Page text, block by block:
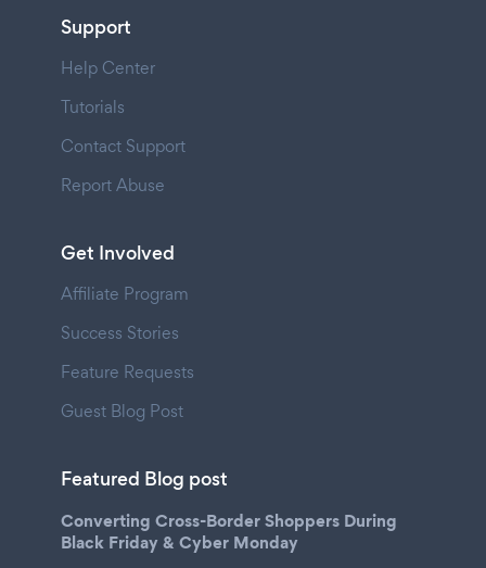
Support
Help Center
Tutorials
Contact Support
Report Abuse
Get Involved
Affiliate Program
Success Stories
Feature Requests
Guest Blog Post
Featured Blog post
Converting Cross-Border Shoppers During
Black Friday & Cyber Monday